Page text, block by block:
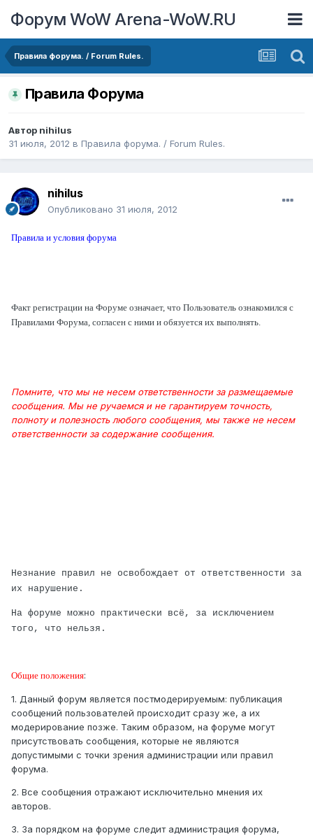
Форум WoW Arena-WoW.RU
Правила форума. / Forum Rules.
Правила Форума
Автор nihilus
31 июля, 2012 в Правила форума. / Forum Rules.
nihilus
Опубликовано 31 июля, 2012
Правила и условия форума
Факт регистрации на Форуме означает, что Пользователь ознакомился с
Правилами Форума, согласен с ними и обязуется их выполнять.
Помните, что мы не несем ответственности за размещаемые
сообщения. Мы не ручаемся и не гарантируем точность,
полноту и полезность любого сообщения, мы также не несем
ответственности за содержание сообщения.
Незнание правил не освобождает от ответственности за
их нарушение.
На форуме можно практически всё, за исключением
того, что нельзя.
Общие положения:
1. Данный форум является постмодерируемым: публикация
сообщений пользователей происходит сразу же, а их
модерирование позже. Таким образом, на форуме могут
присутствовать сообщения, которые не являются
допустимыми с точки зрения администрации или правил
форума.
2. Все сообщения отражают исключительно мнения их
авторов.
3. За порядком на форуме следит администрация форума,